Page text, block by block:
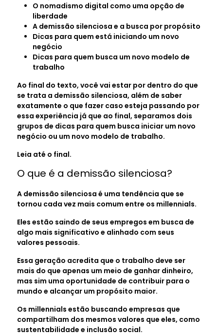
O nomadismo digital como uma opção de
liberdade
A demissão silenciosa e a busca por propósito
Dicas para quem está iniciando um novo
negócio
Dicas para quem busca um novo modelo de
trabalho
Ao final do texto, você vai estar por dentro do que
se trata a demissão silenciosa, além de saber
exatamente o que fazer caso esteja passando por
essa experiência já que ao final, separamos dois
grupos de dicas para quem busca iniciar um novo
negócio ou um novo modelo de trabalho.
Leia até o final.
O que é a demissão silenciosa?
A demissão silenciosa é uma tendência que se
tornou cada vez mais comum entre os millennials.
Eles estão saindo de seus empregos em busca de
algo mais significativo e alinhado com seus
valores pessoais.
Essa geração acredita que o trabalho deve ser
mais do que apenas um meio de ganhar dinheiro,
mas sim uma oportunidade de contribuir para o
mundo e alcançar um propósito maior.
Os millennials estão buscando empresas que
compartilham dos mesmos valores que eles, como
sustentabilidade e inclusão social.